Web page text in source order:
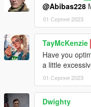
@Abibas228
01 Серпня 2023
TayMcKenzie
Have you
a little
01 Серпня 2023
Dwighty